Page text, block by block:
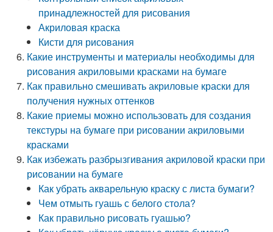
принадлежностей для рисования
Акриловая краска
Кисти для рисования
Какие инструменты и материалы необходимы для
рисования акриловыми красками на бумаге
Как правильно смешивать акриловые краски для
получения нужных оттенков
Какие приемы можно использовать для создания
текстуры на бумаге при рисовании акриловыми
красками
Как избежать разбрызгивания акриловой краски при
рисовании на бумаге
Как убрать акварельную краску с листа бумаги?
Чем отмыть гуашь с белого стола?
Как правильно рисовать гуашью?